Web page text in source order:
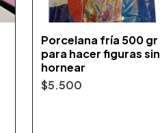
Porcelana fría 500 gr
para hacer figuras sin
hornear
$5.500